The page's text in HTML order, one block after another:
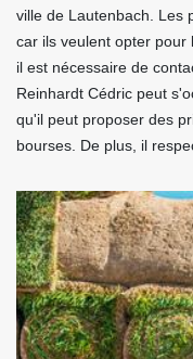
ville de Lautenbach. Les
car ils veulent opter pour
il est nécessaire de
Reinhardt Cédric peut
qu'il peut proposer des
bourses. De plus, il